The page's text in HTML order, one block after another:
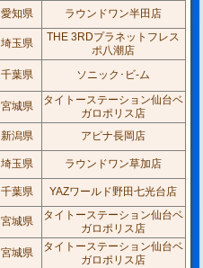
愛知県 ラウンドワン半田店
埼玉県
THE 3RDプラネットフレス
ポ八潮店
千葉県 ソニック･ビ-ム
宮城県
タイトーステーション仙台ベ
ガロポリス店
新潟県 アピナ長岡店
埼玉県 ラウンドワン草加店
千葉県 YAZワールド野田七光台店
宮城県
タイトーステーション仙台ベ
ガロポリス店
宮城県
タイトーステーション仙台ベ
ガロポリス店